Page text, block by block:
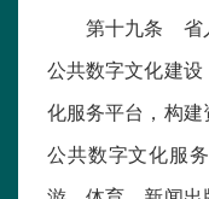
第十九条 省
公共数字文化建
化服务平台，构
公共数字文化服